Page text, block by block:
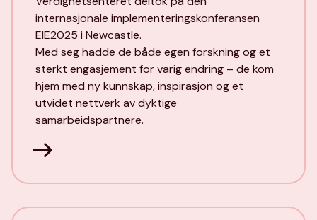
internasjonale implementeringskonferansen
EIE2025 i Newcastle.
Med seg hadde de både egen forskning og et
sterkt engasjement for varig endring – de kom
hjem med ny kunnskap, inspirasjon og et
utvidet nettverk av dyktige
samarbeidspartnere.